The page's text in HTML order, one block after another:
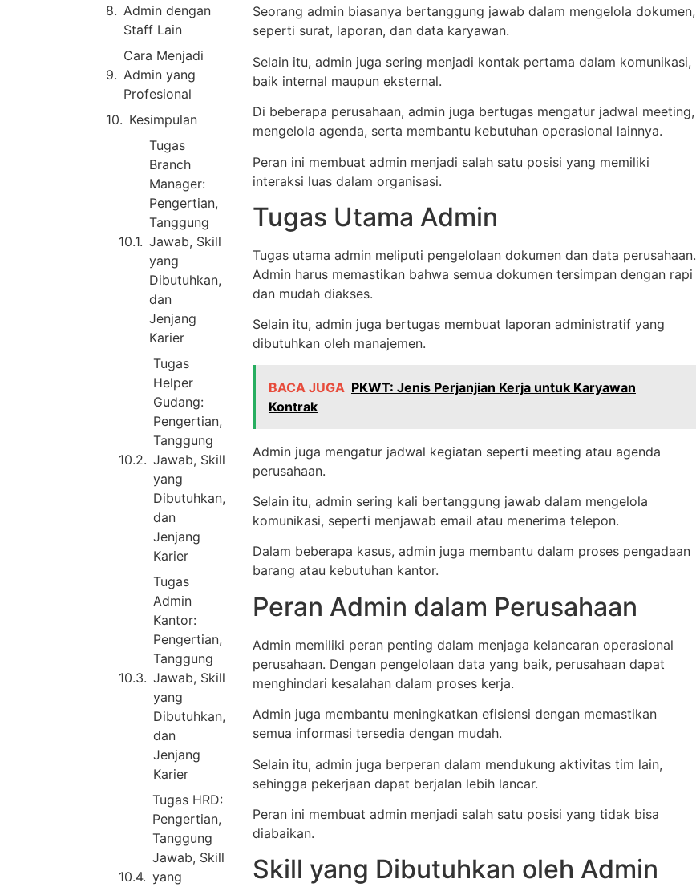
Admin dengan
Staff Lain
Cara Menjadi
Admin yang
Profesional
Kesimpulan
Tugas
Branch
Manager:
Pengertian,
Tanggung
Jawab, Skill
yang
Dibutuhkan,
dan
Jenjang
Karier
Tugas
Helper
Gudang:
Pengertian,
Tanggung
Jawab, Skill
yang
Dibutuhkan,
dan
Jenjang
Karier
Tugas
Admin
Kantor:
Pengertian,
Tanggung
Jawab, Skill
yang
Dibutuhkan,
dan
Jenjang
Karier
Tugas HRD:
Pengertian,
Tanggung
Jawab, Skill
yang
Seorang admin biasanya bertanggung jawab dalam mengelola dokumen,
seperti surat, laporan, dan data karyawan.
Selain itu, admin juga sering menjadi kontak pertama dalam komunikasi,
baik internal maupun eksternal.
Di beberapa perusahaan, admin juga bertugas mengatur jadwal meeting,
mengelola agenda, serta membantu kebutuhan operasional lainnya.
Peran ini membuat admin menjadi salah satu posisi yang memiliki
interaksi luas dalam organisasi.
Tugas Utama Admin
Tugas utama admin meliputi pengelolaan dokumen dan data perusahaan.
Admin harus memastikan bahwa semua dokumen tersimpan dengan rapi
dan mudah diakses.
Selain itu, admin juga bertugas membuat laporan administratif yang
dibutuhkan oleh manajemen.
BACA JUGA PKWT: Jenis Perjanjian Kerja untuk Karyawan
Kontrak
Admin juga mengatur jadwal kegiatan seperti meeting atau agenda
perusahaan.
Selain itu, admin sering kali bertanggung jawab dalam mengelola
komunikasi, seperti menjawab email atau menerima telepon.
Dalam beberapa kasus, admin juga membantu dalam proses pengadaan
barang atau kebutuhan kantor.
Peran Admin dalam Perusahaan
Admin memiliki peran penting dalam menjaga kelancaran operasional
perusahaan. Dengan pengelolaan data yang baik, perusahaan dapat
menghindari kesalahan dalam proses kerja.
Admin juga membantu meningkatkan efisiensi dengan memastikan
semua informasi tersedia dengan mudah.
Selain itu, admin juga berperan dalam mendukung aktivitas tim lain,
sehingga pekerjaan dapat berjalan lebih lancar.
Peran ini membuat admin menjadi salah satu posisi yang tidak bisa
diabaikan.
Skill yang Dibutuhkan oleh Admin